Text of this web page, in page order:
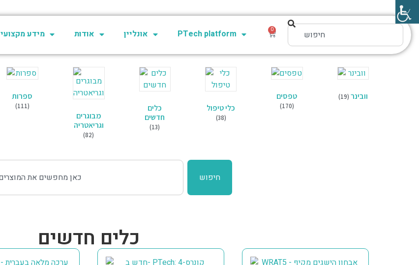
0 מידע מקצועי אודות אונליין PTech platform
ספרות
(111)
מבוגרים
וגריאטריה
(82)
כלים
חדשים
(13)
כלי טיפול
(38)
טפסים
(170)
וובינר (19)
חיפוש
כלים חדשים